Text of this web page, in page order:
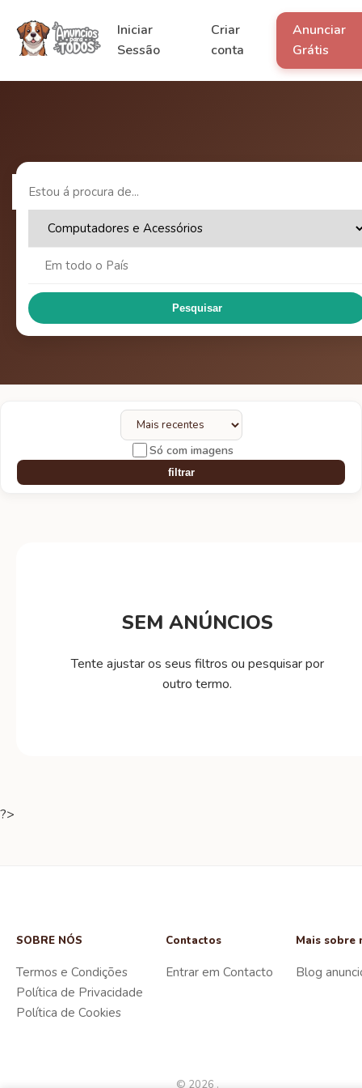
Iniciar
Sessão
Criar
conta
Anunciar
Grátis
Pesquisar
Só com imagens
filtrar
SEM ANÚNCIOS
Tente ajustar os seus filtros ou pesquisar por
outro termo.
?>
SOBRE NÓS
Termos e Condições
Política de Privacidade
Política de Cookies
Contactos
Entrar em Contacto
Mais sobre
Blog
© 2026 .